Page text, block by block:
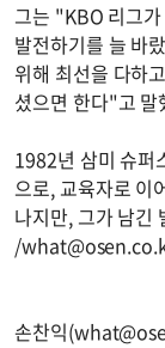
그는 "KBO 리그
발전하기를 늘 바
위해 최선을 다하
셨으면 한다"고 말
1982년 삼미 슈퍼
으로, 교육자로 이
나지만, 그가 남긴
/
손찬익(